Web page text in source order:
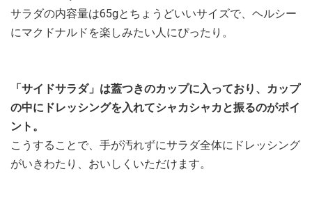
サラダの内容量は65gとちょうどいいサイズで、ヘルシー
にマクドナルドを楽しみたい人にぴったり。
「サイドサラダ」は蓋つきのカップに入っており、カップ
の中にドレッシングを入れてシャカシャカと振るのがポイ
ント。
こうすることで、手が汚れずにサラダ全体にドレッシング
がいきわたり、おいしくいただけます。